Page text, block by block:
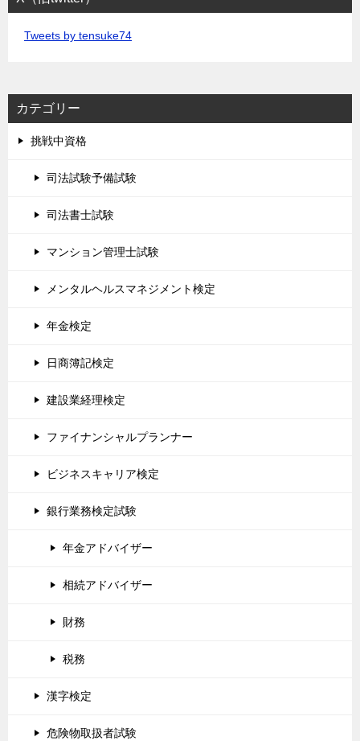
Tweets by tensuke74
カテゴリー
挑戦中資格
司法試験予備試験
司法書士試験
マンション管理士試験
メンタルヘルスマネジメント検定
年金検定
日商簿記検定
建設業経理検定
ファイナンシャルプランナー
ビジネスキャリア検定
銀行業務検定試験
年金アドバイザー
相続アドバイザー
財務
税務
漢字検定
危険物取扱者試験